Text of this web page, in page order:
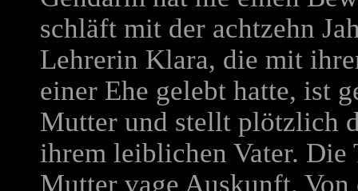
schläft mit der achtzehn
Lehrerin Klara, die mit
einer Ehe gelebt hatte, ist
Mutter und stellt plötzlich
ihrem leiblichen Vater. Die
Mutter vage Auskunft.